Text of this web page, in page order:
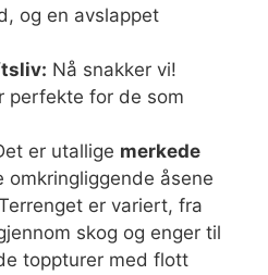
og en avslappet
Nå snakker vi!
perfekte for de som
er utallige merkede
åsene
er variert, fra
skog og enger til
toppturer med flott